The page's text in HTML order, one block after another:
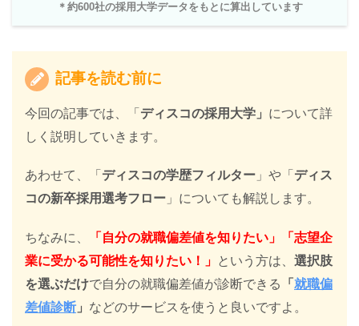
＊約600社の採用大学データをもとに算出しています
記事を読む前に
今回の記事では、「 ディスコの採用大学」 について詳
しく説明していきます。
あわせて、「 ディスコの学歴フィルター 」や「 ディス
コの新卒採用選考フロー 」についても解説します。
ちなみに、
「自分の就職偏差値を知りたい」「志望企
業に受かる可能性を知りたい！」 という方は、 選択肢
を選ぶだけで自分の就職偏差値が診断できる 「 就職偏
差値診断 」 などのサービスを使うと良いですよ。